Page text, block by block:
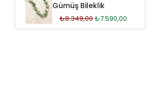
Gümüş Bileklik
₺8.349,00₺7.590,00